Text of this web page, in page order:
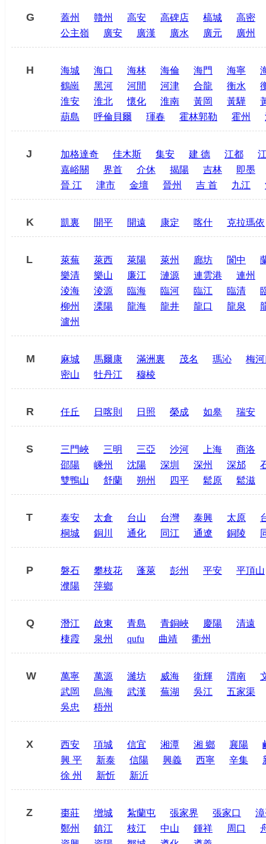
G 蓋州 贛州 高安 高碑店 槁城
高密
公主嶺
廣安 廣漢 廣水 廣元 廣州
H 海城 海口 海林 海倫 海門 海寧
鶴崗
黑河 河間 河津 合龍 衡水
淮安
淮北 懷化 淮南 黃岡 黃驊
葫島
呼倫貝爾 琿春 霍林郭勒 霍州
J 加格達奇 佳木斯 集安 建 德 江都
嘉峪關
界首 介休 揭陽 吉林
即墨
晉 江
津市 金壇 晉州 吉 首 九江
K 凱裏 開平 開遠 康定 喀什 克拉瑪依
L 萊蕪 萊西 萊陽 萊州 廊坊 閬中
樂清
樂山 廉江 漣源 連雲港
連州
淩海
淩源 臨海 臨河 臨江 臨清
柳州
溧陽 龍海 龍井 龍口 龍泉
瀘州
M 麻城 馬爾康 滿洲裏 茂名 瑪沁
梅
密山
牡丹江 穆棱
R 任丘 日喀則 日照 榮成 如皋 瑞安
S 三門峽 三明 三亞 沙河 上海
商洛
邵陽
嵊州 沈陽 深圳 深州 深邡
雙鴨山
舒蘭 朔州 四平 鬆原 鬆滋
T 泰安 太倉 台山 台灣 泰興 太原
桐城
銅川 通化 同江 通遼 銅陵
P 磐石 攀枝花 蓬萊 彭州 平安
平頂山
濮陽
萍鄉
Q 潛江 啟東 青島 青銅峽 慶陽
清遠
棲霞
泉州 qufu 曲靖 衢州
W 萬寧 萬源 濰坊 威海 衛輝 渭南
武岡
烏海 武漢 蕪湖 吳江
五家渠
吳忠
梧州
X 西安 項城 信宜 湘潭 湘 鄉 襄陽
興 平
新泰 信陽 興義 西寧 辛集
徐 州
新忻 新沂
Z 棗莊 增城 紮蘭屯 張家界 張家口
鄭州
鎮江 枝江 中山 鍾祥 周口